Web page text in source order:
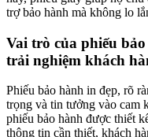
trợ bảo hành mà không lo
Vai trò của phiếu
trải nghiệm khách
Phiếu bảo hành in đẹp, rõ
trọng và tin tưởng vào cam
phiếu bảo hành được thiết
thông tin cần thiết, khách